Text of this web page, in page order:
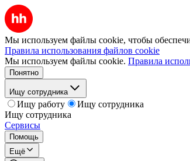
Мы используем файлы cookie, чтобы
Правила использования файлов cookie
Мы используем файлы cookie. Правила
Понятно
Ищу сотрудника
Ищу работу
Ищу сотрудника
Ищу сотрудника
Сервисы
Помощь
Ещё